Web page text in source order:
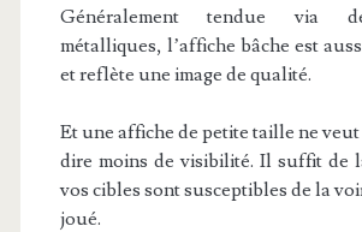
Généralement tendue via
métalliques, l’affiche bâche est
et reflète une image de qualité.
Et une affiche de petite taille ne
dire moins de visibilité. Il suffit de
vos cibles sont susceptibles de la
joué.